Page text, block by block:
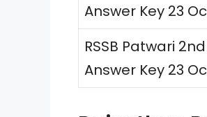
Answer Key 23
RSSB Patwari
Answer Key 23